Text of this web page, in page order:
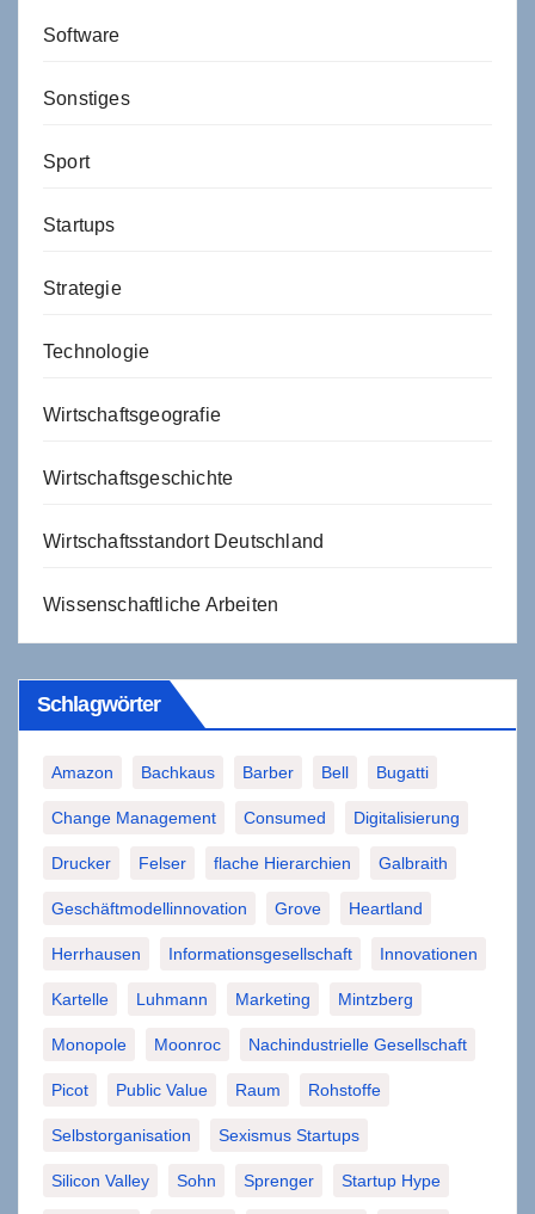
Software
Sonstiges
Sport
Startups
Strategie
Technologie
Wirtschaftsgeografie
Wirtschaftsgeschichte
Wirtschaftsstandort Deutschland
Wissenschaftliche Arbeiten
Schlagwörter
Amazon Bachkaus Barber Bell Bugatti
Change Management Consumed Digitalisierung
Drucker Felser flache Hierarchien Galbraith
Geschäftmodellinnovation Grove Heartland
Herrhausen Informationsgesellschaft Innovationen
Kartelle Luhmann Marketing Mintzberg
Monopole Moonroc Nachindustrielle Gesellschaft
Picot Public Value Raum Rohstoffe
Selbstorganisation Sexismus Startups
Silicon Valley Sohn Sprenger Startup Hype